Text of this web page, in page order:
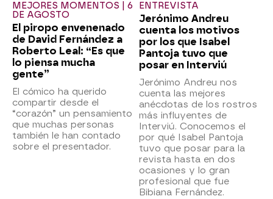
MEJORES MOMENTOS | 6
DE AGOSTO
El piropo envenenado
de David Fernández a
Roberto Leal: “Es que
lo piensa mucha
gente”
El cómico ha querido
compartir desde el
“corazón” un pensamiento
que muchas personas
también le han contado
sobre el presentador.
ENTREVISTA
Jerónimo Andreu
cuenta los motivos
por los que Isabel
Pantoja tuvo que
posar en Interviú
Jerónimo Andreu nos
cuenta las mejores
anécdotas de los rostros
más influyentes de
Interviú. Conocemos el
por qué Isabel Pantoja
tuvo que posar para la
revista hasta en dos
ocasiones y lo gran
profesional que fue
Bibiana Fernández.